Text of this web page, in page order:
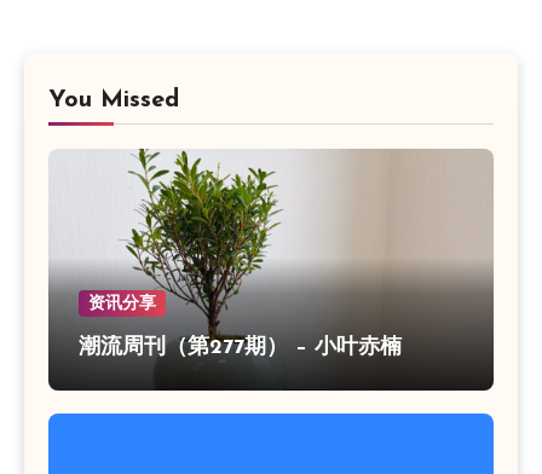
You Missed
资讯分享
潮流周刊（第277期） – 小叶赤楠